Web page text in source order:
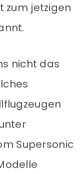
zum jetzigen
nicht das
Supersonic